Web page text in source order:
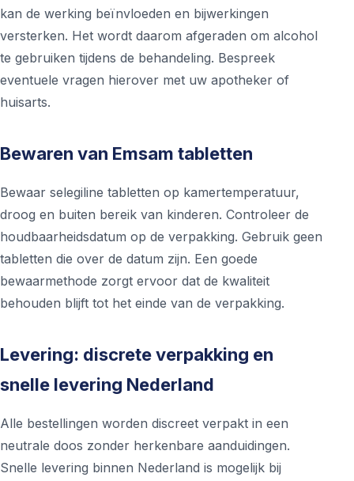
kan de werking beïnvloeden en bijwerkingen
versterken. Het wordt daarom afgeraden om alcohol
te gebruiken tijdens de behandeling. Bespreek
eventuele vragen hierover met uw apotheker of
huisarts.
Bewaren van Emsam tabletten
Bewaar selegiline tabletten op kamertemperatuur,
droog en buiten bereik van kinderen. Controleer de
houdbaarheidsdatum op de verpakking. Gebruik geen
tabletten die over de datum zijn. Een goede
bewaarmethode zorgt ervoor dat de kwaliteit
behouden blijft tot het einde van de verpakking.
Levering: discrete verpakking en
snelle levering Nederland
Alle bestellingen worden discreet verpakt in een
neutrale doos zonder herkenbare aanduidingen.
Snelle levering binnen Nederland is mogelijk bij